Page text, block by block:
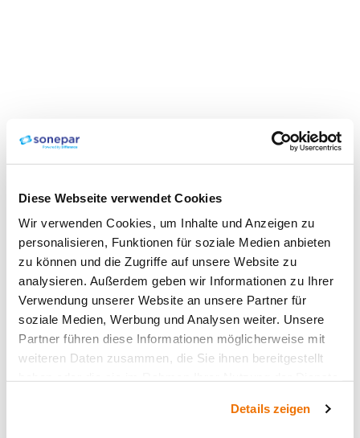
Diese Webseite verwendet Cookies
Wir verwenden Cookies, um Inhalte und Anzeigen zu
personalisieren, Funktionen für soziale Medien anbieten
zu können und die Zugriffe auf unsere Website zu
analysieren. Außerdem geben wir Informationen zu Ihrer
Verwendung unserer Website an unsere Partner für
soziale Medien, Werbung und Analysen weiter. Unsere
Partner führen diese Informationen möglicherweise mit
weiteren Daten zusammen, die Sie ihnen bereitgestellt
Details zeigen